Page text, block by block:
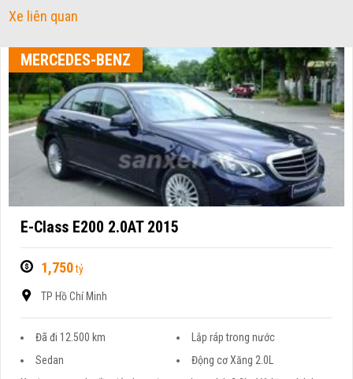
Xe liên quan
MERCEDES-BENZ
E-Class E200 2.0AT 2015
1,750tỷ
TP Hồ Chí Minh
Đã đi 12.500 km
Lắp ráp trong nước
Sedan
Động cơ Xăng 2.0L